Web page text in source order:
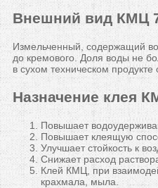
Внешний вид КМЦ
Измельченный, содержащий
до кремового. Доля воды не
в сухом техническом продукте
Назначение клея
Повышает
Повышает клеящую
Улучшает стойкость к
Снижает расход
Клей КМЦ, при
крахмала, мыла.